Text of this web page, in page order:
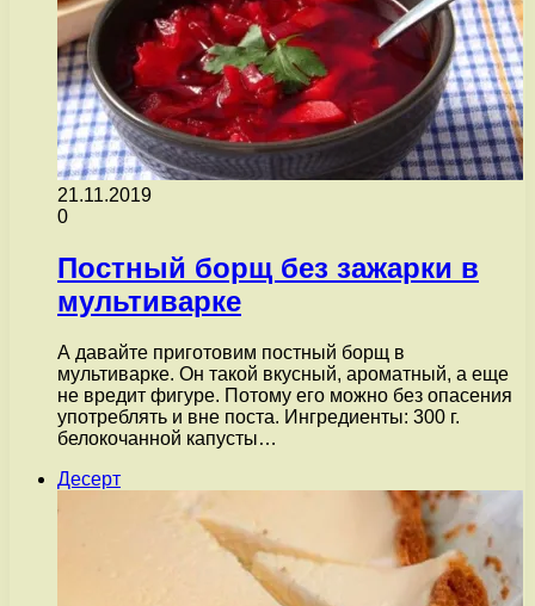
21.11.2019
0
Постный борщ без зажарки в
мультиварке
А давайте приготовим постный борщ в
мультиварке. Он такой вкусный, ароматный, а еще
не вредит фигуре. Потому его можно без опасения
употреблять и вне поста. Ингредиенты: 300 г.
белокочанной капусты…
Десерт